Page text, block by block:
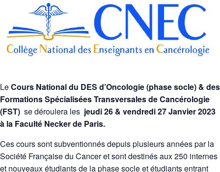
LeCours National du DES d’Oncologie (phase socle) & des
Formations Spécialisées Transversales de Cancérologie
(FST) se déroulera les jeudi 26 & vendredi 27 Janvier 2023
à la Faculté Necker de Paris.
Ces cours sont subventionnés depuis plusieurs années par la
Société Française du Cancer et sont destinés aux 250 internes
et nouveaux étudiants de la phase socle et étudiants entrant